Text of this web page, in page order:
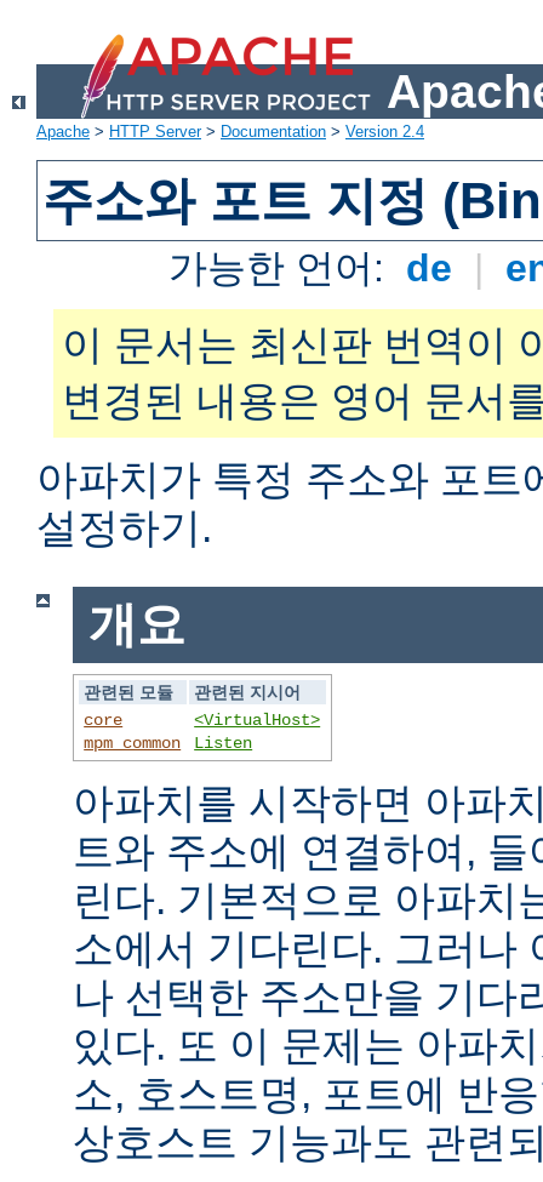
Apache > HTTP Server> Documentation > Version 2.4
주소와 포트 지정
가능한 언어: de |
이 문서는 최신판 번역이
변경된 내용은 영어 문서
아파치가 특정 주소와 포트
설정하기.
개요
관련된 모듈
관련된 지시어
core
mpm_common
<VirtualHost>
Listen
아파치를 시작하면 아파
트와 주소에 연결하여,
린다. 기본적으로 아파치
소에서 기다린다. 그러나
나 선택한 주소만을 기다
있다. 또 이 문제는 아파
소, 호스트명, 포트에 반
상호스트 기능과도 관련